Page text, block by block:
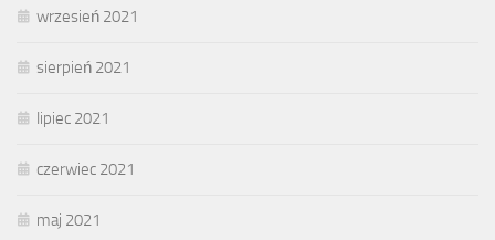
wrzesień 2021
sierpień 2021
lipiec 2021
czerwiec 2021
maj 2021